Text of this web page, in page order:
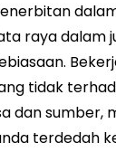
raya dalam
tidak
dan sumber,
terdedah